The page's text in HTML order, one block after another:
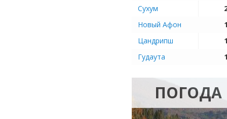
Сухум
Новый Афон
Цандрипш
Гудаута
ПОГОДА